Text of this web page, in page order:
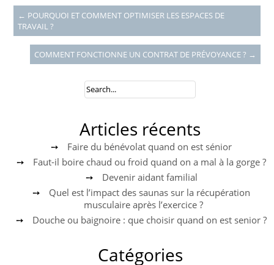
← POURQUOI ET COMMENT OPTIMISER LES ESPACES DE
TRAVAIL ?
COMMENT FONCTIONNE UN CONTRAT DE PRÉVOYANCE ? →
Articles récents
Faire du bénévolat quand on est sénior
Faut-il boire chaud ou froid quand on a mal à la gorge ?
Devenir aidant familial
Quel est l’impact des saunas sur la récupération
musculaire après l’exercice ?
Douche ou baignoire : que choisir quand on est senior ?
Catégories